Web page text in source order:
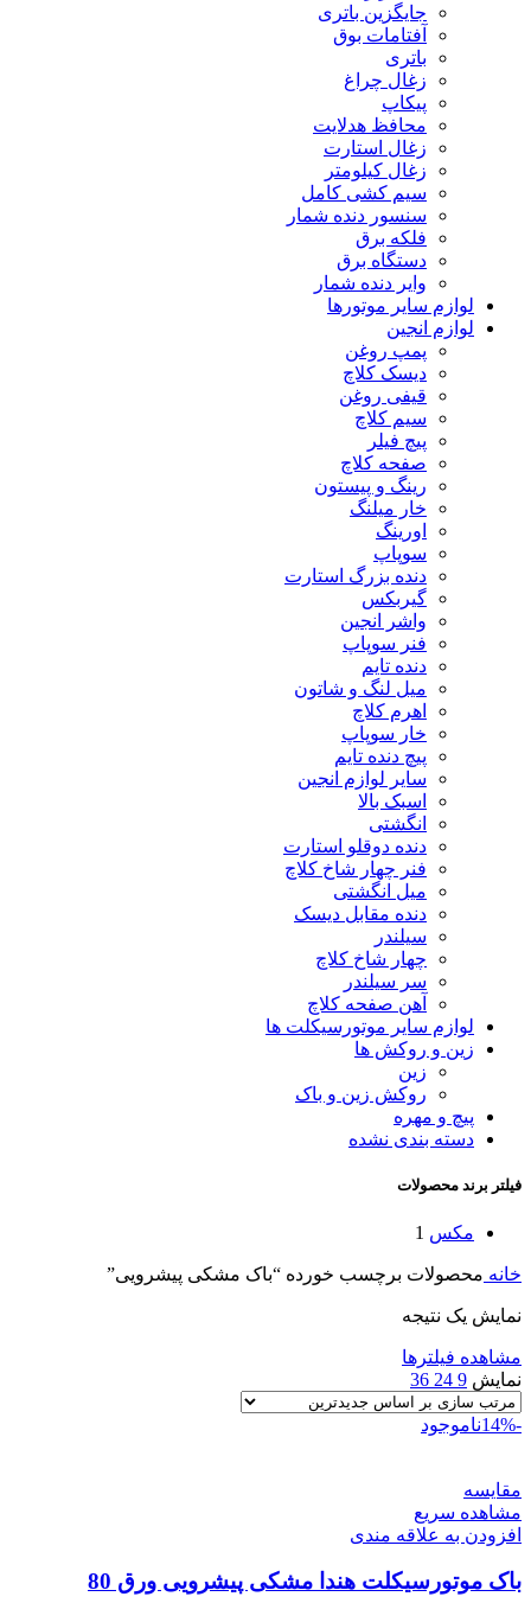
جایگزین باتری
آفتامات بوق
باتری
زغال چراغ
پیکاپ
محافظ هدلایت
زغال استارت
زغال کیلومتر
سیم کشی کامل
سنسور دنده شمار
فلکه برق
دستگاه برق
وایر دنده شمار
لوازم سایر موتورها
لوازم انجین
پمپ روغن
دیسک کلاچ
قیفی روغن
سیم کلاچ
پیچ فیلر
صفحه کلاچ
رینگ و پیستون
خار میلنگ
اورینگ
سوپاپ
دنده بزرگ استارت
گیربکس
واشر انجین
فنر سوپاپ
دنده تایم
میل لنگ و شاتون
اهرم کلاچ
خار سوپاپ
پیچ دنده تایم
سایر لوازم انجین
اسبک بالا
انگشتی
دنده دوقلو استارت
فنر چهار شاخ کلاچ
میل انگشتی
دنده مقابل دیسک
سیلندر
چهار شاخ کلاچ
سر سیلندر
آهن صفحه کلاچ
لوازم سایر موتورسیکلت ها
زین و روکش ها
زین
روکش زین و باک
پیچ و مهره
دسته بندی نشده
فیلتر برند محصولات
مکس 1
خانه محصولات برچسب خورده “باک مشکی پیشرویی”
نمایش یک نتیجه
مشاهده فیلترها
نمایش 9
24
36
-14% ناموجود
مقایسه
مشاهده سریع
افزودن به علاقه مندی
باک موتورسیکلت هندا مشکی پیشرویی ورق 80